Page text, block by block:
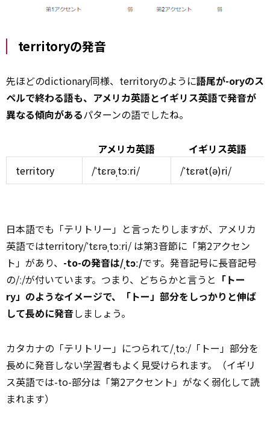
territoryの発音
先ほどのdictionary同様、territoryのように語尾が-oryのス
ペルで終わる語も、アメリカ英語とイギリス英語で発音が
異なる傾向があるパターンの語でしたね。
アメリカ英語
イギリス英語
territory
/ˈtɛrəˌtɔːri/ /ˈtɛrət(ə)ri/
日本語でも「テリトリー」と言ったりしますが、アメリカ
英語ではterritory/ˈtɛrəˌtɔːri/ は第3音節に「第2アクセン
ト」があり、 -to-の発音は/ˌtɔː/です。発音記号に長音記号
の/ː/が付いています。つまり、どちらかと言うと 「トー
ry」のようなイメージで、「トー」部分をしっかりと伸ば
して長めに発音しましょう。
カタカナの「テリトリー」につられて/ˌtɔː/「トー」部分を
長めに発音しない学習者もよく見受けられます。（イギリ
ス英語では-to-部分は「第2アクセント」がなく弱化して読
まれます）